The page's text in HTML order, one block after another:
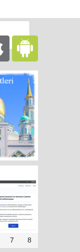
7 8